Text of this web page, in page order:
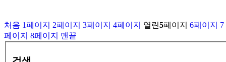
처음 1페이지 2페이지 3페이지 4페이지 열린5페이지 6페이지
7
페이지 8페이지 맨끝